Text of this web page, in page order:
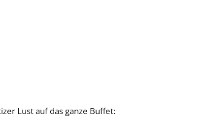
Lust auf das ganze Buffet: